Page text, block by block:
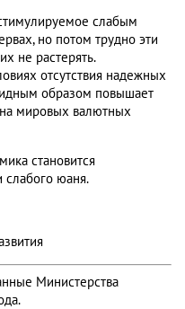
слабым
но потом трудно эти
не растерять.
отсутствия надежных
образом повышает
мировых валютных
становится
слабого юаня.
Министерства